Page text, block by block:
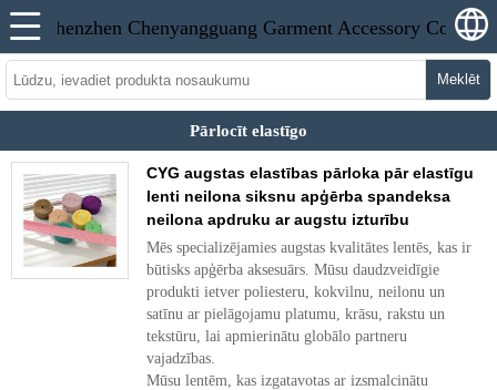
Meklēt
Pārlocīt elastīgo
CYG augstas elastības pārloka pār elastīgu
lenti neilona siksnu apģērba spandeksa
neilona apdruku ar augstu izturību
Mēs specializējamies augstas kvalitātes lentēs, kas ir
būtisks apģērba aksesuārs. Mūsu daudzveidīgie
produkti ietver poliesteru, kokvilnu, neilonu un
satīnu ar pielāgojamu platumu, krāsu, rakstu un
tekstūru, lai apmierinātu globālo partneru
vajadzības.
Mūsu lentēm, kas izgatavotas ar izsmalcinātu